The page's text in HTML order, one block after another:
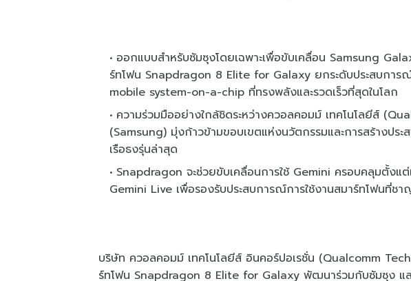
ออกแบบสำหรับซัมซุงโดยเฉพาะเพื่อขับเคลื่อน Samsung
ร์ทโฟน Snapdragon 8 Elite for Galaxy ยกระดับประสบการ
mobile system-on-a-chip ที่ทรงพลังและรวดเร็วที่สุดในโลก
ความร่วมมืออย่างใกล้ชิดระหว่างควอลคอมม์ เทคโนโลยีส์
(Samsung) มุ่งก้าวข้ามขอบเขตแห่งนวัตกรรมและการสร้างป
เรือธงรุ่นล่าสุด
Snapdragon จะช่วยขับเคลื่อนการใช้ Gemini ครอบคลุมตั้ง
Gemini Live เพื่อรองรับประสบการณ์การใช้งานสมาร์ทโฟนที่ช
บริษัท ควอลคอมม์ เทคโนโลยีส์ อินคอร์ปอเรชั่น (Qualcomm
ร์ทโฟน Snapdragon 8 Elite for Galaxy พัฒนาร่วมกับซัมซุง แ